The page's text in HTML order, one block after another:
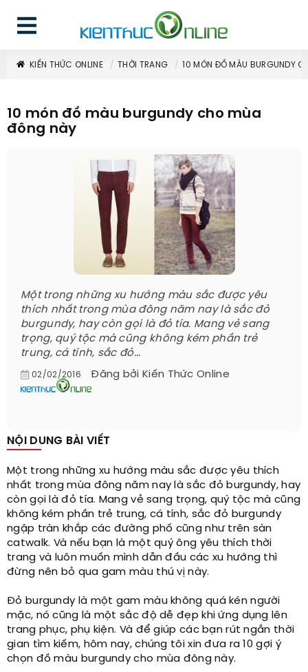
KIẾN THỨC ONLINE THỜI TRANG 10 MÓN ĐỒ MÀU BURGUNDY
10 món đồ màu burgundy cho mùa
đông này
Một trong những xu hướng màu sắc được yêu
thích nhất trong mùa đông năm nay là sắc đỏ
burgundy, hay còn gọi là đỏ tía. Mang vẻ sang
trọng, quý tộc mà cũng không kém phần trẻ
trung, cá tính, sắc đỏ...
02/02/2016 Đăng bởi Kiến Thức Online
NỘI DUNG BÀI VIẾT
Một trong những xu hướng màu sắc được yêu thích
nhất trong mùa đông năm nay là sắc đỏ burgundy, hay
còn gọi là đỏ tía. Mang vẻ sang trọng, quý tộc mà cũng
không kém phần trẻ trung, cá tính, sắc đỏ burgundy
ngập tràn khắp các đường phố cũng như trên sàn
catwalk. Và nếu bạn là một quý ông yêu thích thời
trang và luôn muốn mình dẫn đầu các xu hướng thì
đừng nên bỏ qua gam màu thú vị này.
Đỏ burgundy là một gam màu không quá kén người
mặc, nó cũng là một sắc độ dễ đẹp khi ứng dụng lên
trang phục, phụ kiện. Và để giúp các bạn rút ngắn thời
gian tìm kiếm, hôm nay, chúng tôi xin đưa ra 10 gợi ý
chọn đồ màu burgundy cho mùa đông này.